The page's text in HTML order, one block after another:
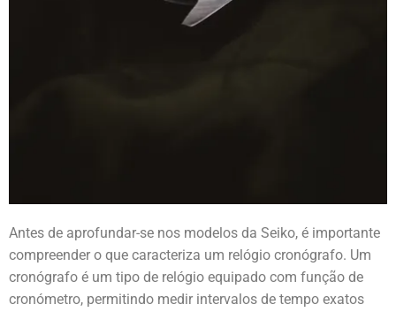
Antes de aprofundar-se nos modelos da Seiko, é importante
compreender o que caracteriza um relógio cronógrafo. Um
cronógrafo é um tipo de relógio equipado com função de
cronómetro, permitindo medir intervalos de tempo exatos